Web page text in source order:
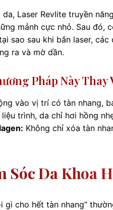
da, Laser Revlite truyền
mảnh cực nhỏ. Sau
sao sau khi bắn laser,
ra và mờ dần.
Pháp Này
vào vị trí có tàn nhang,
liệu trình, da chỉ hơi hồng
Không chỉ xóa tàn
Sóc Da Khoa
gì cho hết tàn nhang”